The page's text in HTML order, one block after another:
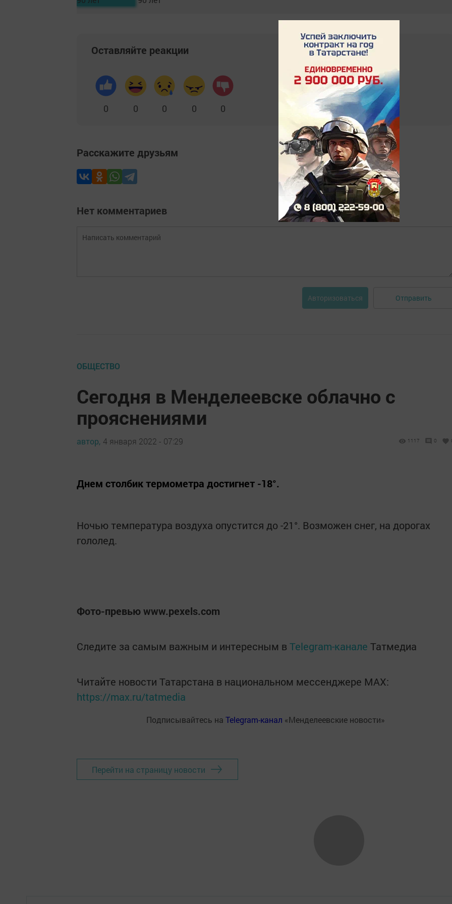
Оставляйте реакции
0 0 0 0 0
Расскажите друзьям
Нет комментариев
Авторизоваться Отправить
ОБЩЕСТВО
Сегодня в Менделеевске облачно с
прояснениями
автор, 4 января 2022 - 07:29 1117 0
Днем столбик термометра достигнет -18°.
Ночью температура воздуха опустится до -21°. Возможен снег, на дорогах
гололед.
Фото-превью www.pexels.com
Следите за самым важным и интересным в Telegram-канале Татмедиа
Читайте новости Татарстана в национальном мессенджере MАХ:
https://max.ru/tatmedia
Подписывайтесь на Telegram-канал «Менделеевские новости»
Перейти на страницу новости